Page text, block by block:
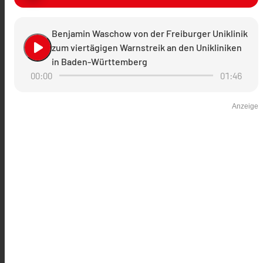
play_arrow
Benjamin Waschow von der Freiburger Uniklinik
zum viertägigen Warnstreik an den Unikliniken
in Baden-Württemberg
00:00
01:46
Anzeige